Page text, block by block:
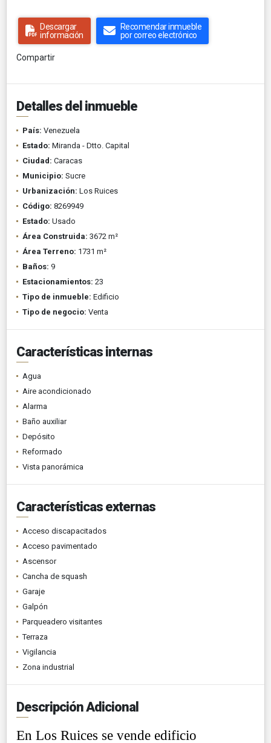
Descargar
información
Recomendar inmueble
por correo electrónico
Compartir
Detalles del inmueble
País: Venezuela
Estado: Miranda - Dtto. Capital
Ciudad: Caracas
Municipio: Sucre
Urbanización: Los Ruices
Código: 8269949
Estado: Usado
Área Construida: 3672 m²
Área Terreno: 1731 m²
Baños: 9
Estacionamientos: 23
Tipo de inmueble: Edificio
Tipo de negocio: Venta
Características internas
Agua
Aire acondicionado
Alarma
Baño auxiliar
Depósito
Reformado
Vista panorámica
Características externas
Acceso discapacitados
Acceso pavimentado
Ascensor
Cancha de squash
Garaje
Galpón
Parqueadero visitantes
Terraza
Vigilancia
Zona industrial
Descripción Adicional
En Los Ruices se vende edificio